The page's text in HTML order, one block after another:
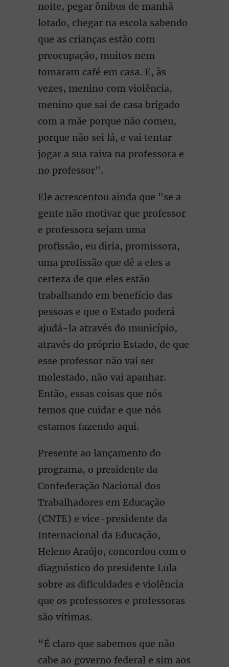
noite, pegar ônibus de manhã
lotado, chegar na escola sabendo
que as crianças estão com
preocupação, muitos nem
tomaram café em casa. E, às
vezes, menino com violência,
menino que sai de casa brigado
com a mãe porque não comeu,
porque não sei lá, e vai tentar
jogar a sua raiva na professora e
no professor".
Ele acrescentou ainda que "se a
gente não motivar que professor
e professora sejam uma
profissão, eu diria, promissora,
uma profissão que dê a eles a
certeza de que eles estão
trabalhando em benefício das
pessoas e que o Estado poderá
ajudá-la através do município,
através do próprio Estado, de que
esse professor não vai ser
molestado, não vai apanhar.
Então, essas coisas que nós
temos que cuidar e que nós
estamos fazendo aqui.
Presente ao lançamento do
programa, o presidente da
Confederação Nacional dos
Trabalhadores em Educação
(CNTE) e vice-presidente da
Internacional da Educação,
Heleno Araújo, concordou com o
diagnóstico do presidente Lula
sobre as dificuldades e violência
que os professores e professoras
são vítimas.
“É claro que sabemos que não
cabe ao governo federal e sim aos